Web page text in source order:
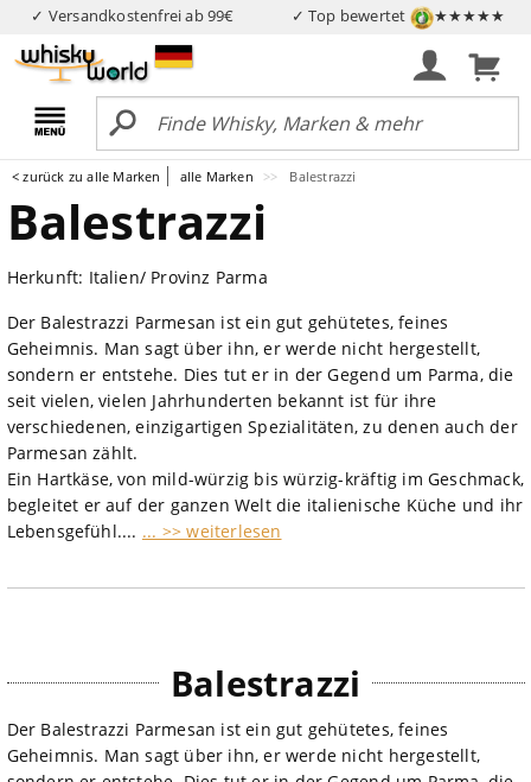
✓ Versandkostenfrei ab 99€ ✓ Top bewertet ★★★★★
< zurück zu alle Marken alle Marken Balestrazzi
Balestrazzi
Herkunft: Italien/ Provinz Parma
Der Balestrazzi Parmesan ist ein gut gehütetes, feines
Geheimnis. Man sagt über ihn, er werde nicht hergestellt,
sondern er entstehe. Dies tut er in der Gegend um Parma, die
seit vielen, vielen Jahrhunderten bekannt ist für ihre
verschiedenen, einzigartigen Spezialitäten, zu denen auch der
Parmesan zählt.
Ein Hartkäse, von mild-würzig bis würzig-kräftig im Geschmack,
begleitet er auf der ganzen Welt die italienische Küche und ihr
Lebensgefühl.... ... >> weiterlesen
Balestrazzi
Der Balestrazzi Parmesan ist ein gut gehütetes, feines
Geheimnis. Man sagt über ihn, er werde nicht hergestellt,